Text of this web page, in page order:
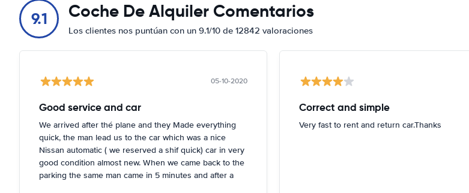
9.1 Coche De Alquiler Comentarios
Los clientes nos puntúan con un 9.1/10 de 12842 valoraciones
05-10-2020
Good service and car
We arrived after thé plane and they Made everything
quick, the man lead us to the car which was a nice
Nissan automatic ( we reserved a shif quick) car in very
good condition almost new. When we came back to the
parking the same man came in 5 minutes and after a
Correct and simple
Very fast to rent and return car.Thanks